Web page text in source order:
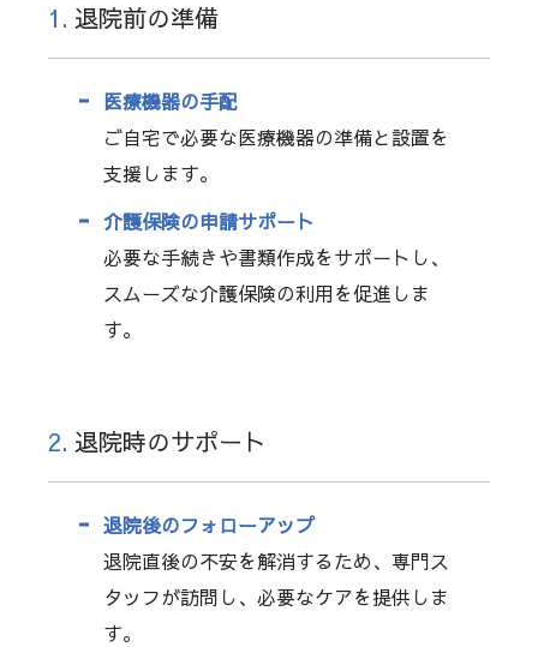
1. 退院前の準備
医療機器の手配
ご自宅で必要な医療機器の準備と設置を
支援します。
介護保険の申請サポート
必要な手続きや書類作成をサポートし、
スムーズな介護保険の利用を促進しま
す。
2. 退院時のサポート
退院後のフォローアップ
退院直後の不安を解消するため、専門ス
タッフが訪問し、必要なケアを提供しま
す。